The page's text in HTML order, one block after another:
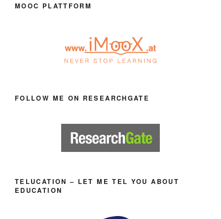
MOOC PLATTFORM
FOLLOW ME ON RESEARCHGATE
TELUCATION – LET ME TEL YOU ABOUT
EDUCATION